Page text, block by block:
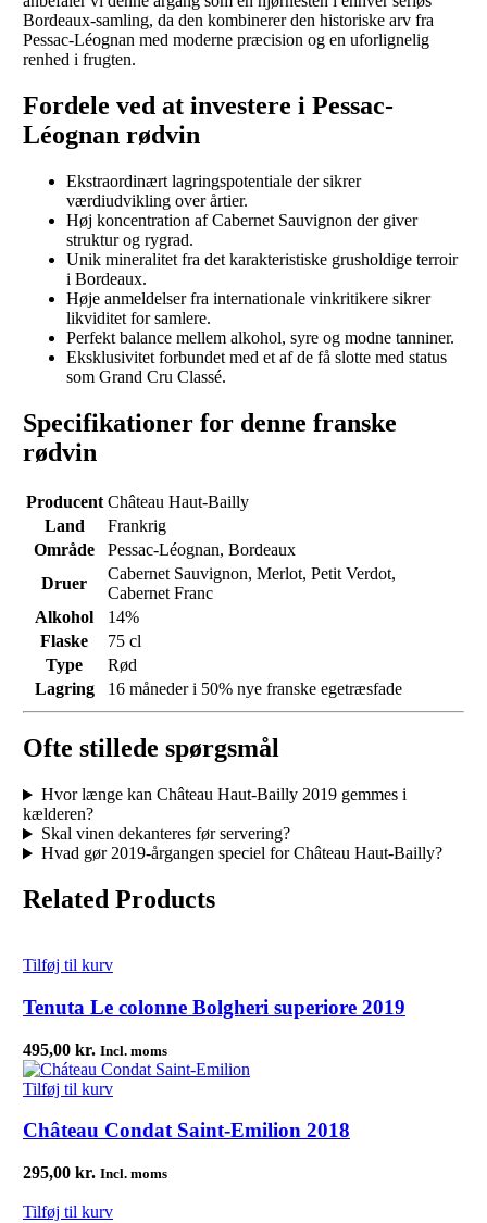
Bordeaux-samling, da den kombinerer den historiske arv fra
Pessac-Léognan med moderne præcision og en uforlignelig
renhed i frugten.
Fordele ved at investere i Pessac-
Léognan rødvin
Ekstraordinært lagringspotentiale der sikrer
værdiudvikling over årtier.
Høj koncentration af Cabernet Sauvignon der giver
struktur og rygrad.
Unik mineralitet fra det karakteristiske grusholdige terroir
i Bordeaux.
Høje anmeldelser fra internationale vinkritikere sikrer
likviditet for samlere.
Perfekt balance mellem alkohol, syre og modne tanniner.
Eksklusivitet forbundet med et af de få slotte med status
som Grand Cru Classé.
Specifikationer for denne franske
rødvin
Producent Château Haut-Bailly
Land
Frankrig
Område
Pessac-Léognan, Bordeaux
Druer
Cabernet Sauvignon, Merlot, Petit Verdot,
Cabernet Franc
Alkohol
14%
Flaske
75 cl
Type
Rød
Lagring
16 måneder i 50% nye franske egetræsfade
Ofte stillede spørgsmål
Hvor længe kan Château Haut-Bailly 2019 gemmes i
kælderen?
Skal vinen dekanteres før servering?
Hvad gør 2019-årgangen speciel for Château Haut-Bailly?
Related Products
Tilføj til kurv
Tenuta Le colonne Bolgheri superiore 2019
495,00 kr. Incl. moms
Tilføj til kurv
Château Condat Saint-Emilion 2018
295,00 kr. Incl. moms
Tilføj til kurv